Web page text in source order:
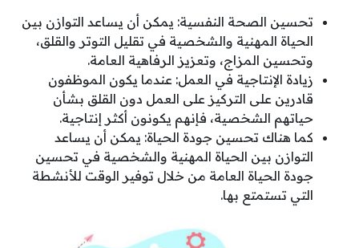
تحسين الصحة النفسية: يمكن أن يساعد التوازن بين
الحياة المهنية والشخصية في تقليل التوتر والقلق،
وتحسين المزاج، وتعزيز الرفاهية العامة.
زيادة الإنتاجية في العمل: عندما يكون الموظفون
قادرين على التركيز على العمل دون القلق بشأن
حياتهم الشخصية، فإنهم يكونون أكثر إنتاجية.
كما هناك تحسين جودة الحياة: يمكن أن يساعد
التوازن بين الحياة المهنية والشخصية في تحسين
جودة الحياة العامة من خلال توفير الوقت للأنشطة
التي تستمتع بها.